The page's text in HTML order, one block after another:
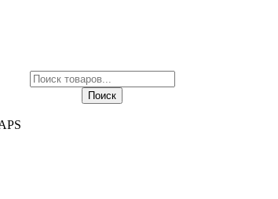
Поиск
товаров
Поиск